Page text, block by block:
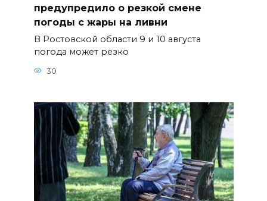
предупредило о резкой смене
погоды с жары на ливни
В Ростовской области 9 и 10 августа
погода может резко
30